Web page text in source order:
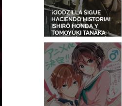
¡GODZILLA SIGUE
HACIENDO HISTORIA!
ISHIRŌ HONDA Y
TOMOYUKI TANAKA
LA FAMA DE LOS EFECTOS
VISUALES